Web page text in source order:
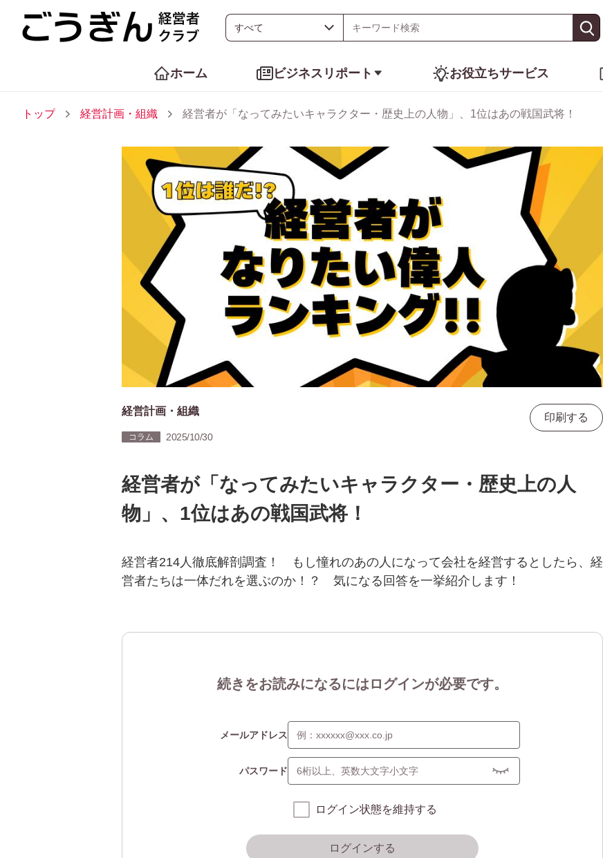
ホーム ビジネスリポート お役立ちサービス
トップ 経営計画・組織 経営者が「なってみたいキャラクター・歴史上の人物」、1位はあの戦国武将！
経営計画・組織
コラム 2025/10/30
印刷する
経営者が「なってみたいキャラクター・歴史上の人
物」、1位はあの戦国武将！
経営者214人徹底解剖調査！ もし憧れのあの人になって会社を経営するとしたら、経
営者たちは一体だれを選ぶのか！？ 気になる回答を一挙紹介します！
続きをお読みになるにはログインが必要です。
メールアドレス
パスワード
ログイン状態を維持する
ログインする